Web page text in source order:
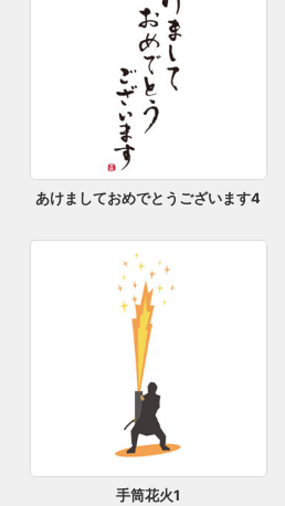
あけましておめでとうございます4
手筒花火1